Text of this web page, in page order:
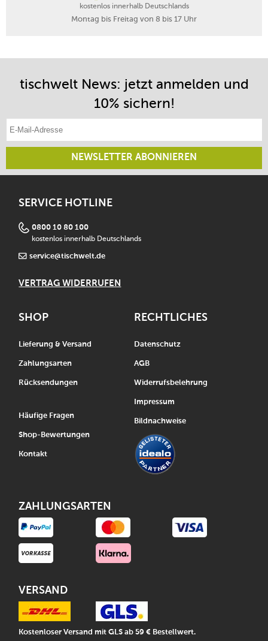
kostenlos innerhalb Deutschlands
Montag bis Freitag von 8 bis 17 Uhr
tischwelt News: jetzt anmelden und
10% sichern!
NEWSLETTER ABONNIEREN
SERVICE HOTLINE
0800 10 80 100
kostenlos innerhalb Deutschlands
service@tischwelt.de
VERTRAG WIDERRUFEN
SHOP
Lieferung & Versand
Zahlungsarten
Rücksendungen
Häufige Fragen
Shop-Bewertungen
Kontakt
RECHTLICHES
Datenschutz
AGB
Widerrufsbelehrung
Impressum
Bildnachweise
ZAHLUNGSARTEN
VERSAND
Kostenloser Versand mit GLS ab 59 € Bestellwert.